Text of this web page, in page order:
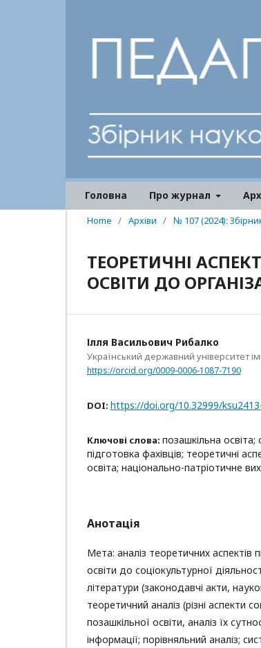
Головна Про журнал
Home / Архіви / № 107 (2024):
ТЕОРЕТИЧНІ
ОСВІТИ ДО
Ілля Васильович Рибалко
Український державний університет
https://orcid.org/0009-0006-1087-7190
DOI: https://doi.org/10.32999/
Ключові слова: позашкільна освіта;
підготовка фахівців; теоретичні
освіта; національно-патріотичне
Анотація
Мета: аналіз теоретичних аспектів
освіти до соціокультурної
літератури (законодавчі акти,
теоретичний аналіз (різні аспекти
позашкільної освіти, аналіз їх
інформації; порівняльний аналіз;